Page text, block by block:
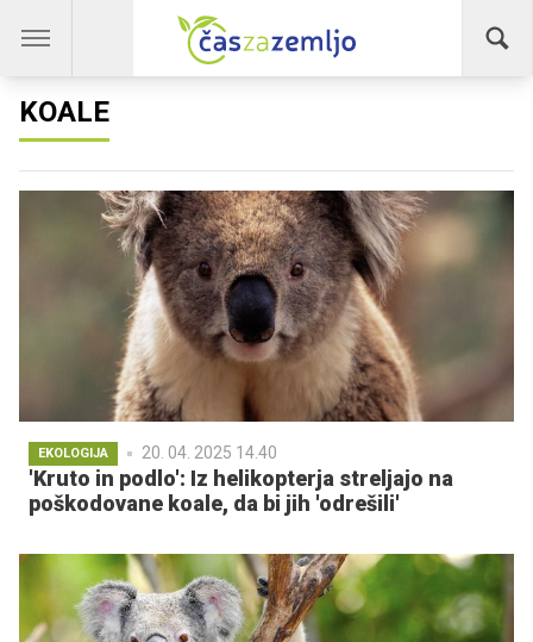
KOALE
EKOLOGIJA 20. 04. 2025 14.40
'Kruto in podlo': Iz helikopterja streljajo na
poškodovane koale, da bi jih 'odrešili'